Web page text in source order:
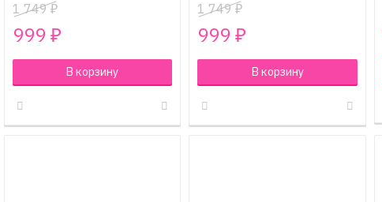
1 749₽
999 ₽
В корзину
1 749₽
999 ₽
В корзину